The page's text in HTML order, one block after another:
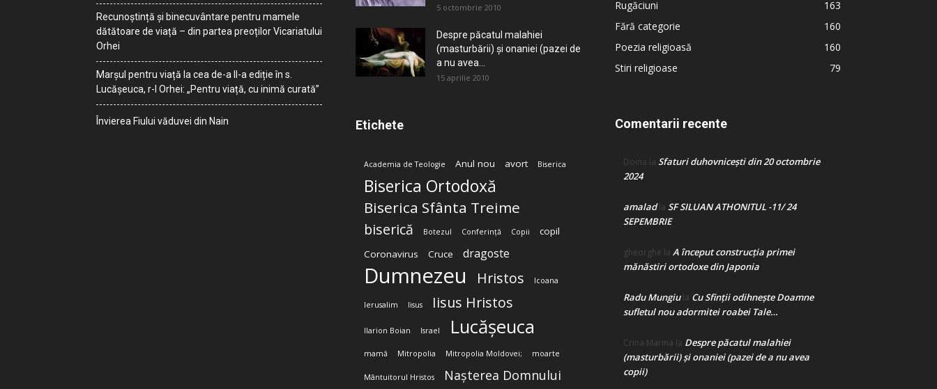
Recunoștință și binecuvântare pentru mamele
dătătoare de viață – din partea preoților Vicariatului
Orhei
Marșul pentru viață la cea de-a II-a ediție în s.
Lucășeuca, r-l Orhei: „Pentru viață, cu inimă curată”
Învierea Fiului văduvei din Nain
5 octombrie 2010
Despre păcatul malahiei
(masturbării) şi onaniei (pazei de
a nu avea...
15 aprilie 2010
Etichete
Academia de Teologie Anul nou avort Biserica
Biserica Ortodoxă
Biserica Sfânta Treime
biserică Botezul Conferință Copii
copil
Coronavirus
Cruce dragoste
Dumnezeu Hristos Icoana
Ierusalim Iisus Iisus Hristos
Ilarion Boian Israel Lucășeuca
mamă Mitropolia Mitropolia Moldovei; moarte
Mântuitorul Hristos Nașterea Domnului
Rugăciuni
163
Fără categorie
160
Poezia religioasă
160
Stiri religioase
79
Comentarii recente
Doina la Sfaturi duhovnicești din 20 octombrie
2024
amaladla SF SILUAN ATHONITUL -11/ 24
SEPEMBRIE
gheorghe la A început construcţia primei
mănăstiri ortodoxe din Japonia
Radu Mungiula Cu Sfinții odihnește Doamne
sufletul nou adormitei roabei Tale…
Crina Marina la Despre păcatul malahiei
(masturbării) şi onaniei (pazei de a nu avea
copii)